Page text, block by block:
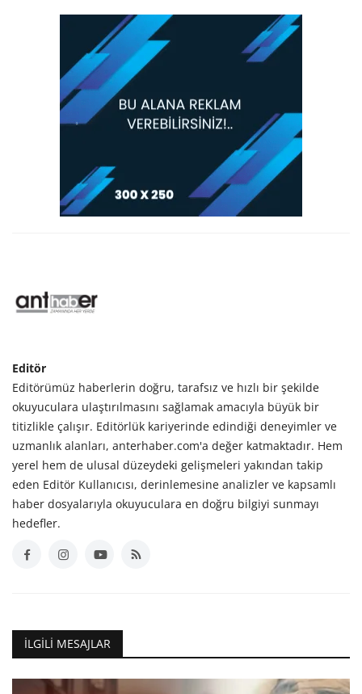
Editör
Editörümüz haberlerin doğru, tarafsız ve hızlı bir şekilde
okuyuculara ulaştırılmasını sağlamak amacıyla büyük bir
titizlikle çalışır. Editörlük kariyerinde edindiği deneyimler ve
uzmanlık alanları, anterhaber.com'a değer katmaktadır. Hem
yerel hem de ulusal düzeydeki gelişmeleri yakından takip
eden Editör Kullanıcısı, derinlemesine analizler ve kapsamlı
haber dosyalarıyla okuyuculara en doğru bilgiyi sunmayı
hedefler.
İLGILI MESAJLAR